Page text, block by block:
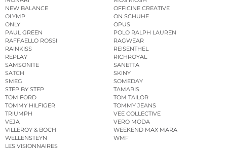
NEW BALANCE
OFFICINE CREATIVE
OLYMP
ON SCHUHE
ONLY
OPUS
PAUL GREEN
POLO RALPH LAUREN
RAFFAELLO ROSSI
RAGWEAR
RAINKISS
REISENTHEL
REPLAY
RICHROYAL
SAMSONITE
SANETTA
SATCH
SKINY
SMEG
SOMEDAY
STEP BY STEP
TAMARIS
TOM FORD
TOM TAILOR
TOMMY HILFIGER
TOMMY JEANS
TRIUMPH
VEE COLLECTIVE
VEJA
VERO MODA
VILLEROY & BOCH
WEEKEND MAX MARA
WELLENSTEYN
WMF
LES VISIONNAIRES